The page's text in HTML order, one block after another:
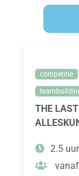
competitie
THE
2.5 uur